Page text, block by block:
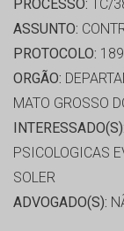
PROCESSO: TC/
ASSUNTO:
PROTOCOLO:
ORGÃO:
MATO GROSSO
INTERESSADO(S):
PSICOLOGICAS
SOLER
ADVOGADO(S):